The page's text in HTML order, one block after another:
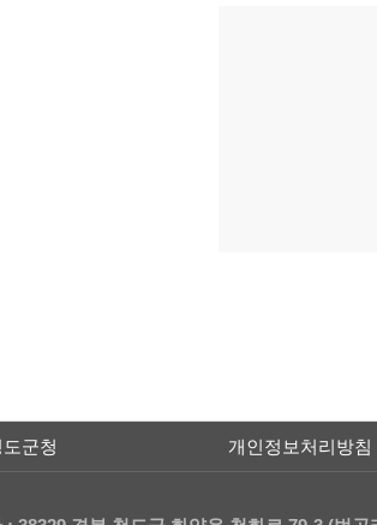
도군청 개인정보처리방침